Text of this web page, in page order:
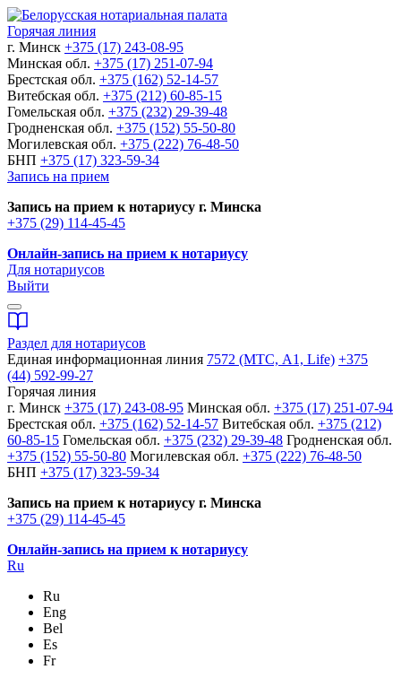
Горячая линия
г. Минск +375 (17) 243-08-95
Минская обл. +375 (17) 251-07-94
Брестская обл. +375 (162) 52-14-57
Витебская обл. +375 (212) 60-85-15
Гомельская обл. +375 (232) 29-39-48
Гродненская обл. +375 (152) 55-50-80
Могилевская обл. +375 (222) 76-48-50
БНП +375 (17) 323-59-34
Запись на прием
Запись на прием к нотариусу г. Минска
+375 (29) 114-45-45
Онлайн-запись на прием к нотариусу
Для нотариусов
Выйти
Раздел для нотариусов
Единая информационная линия 7572 (МТС, A1, Life) +375
(44) 592-99-27
Горячая линия
г. Минск +375 (17) 243-08-95 Минская обл. +375 (17) 251-07-94
Брестская обл. +375 (162) 52-14-57 Витебская обл. +375 (212)
60-85-15 Гомельская обл. +375 (232) 29-39-48 Гродненская обл.
+375 (152) 55-50-80 Могилевская обл. +375 (222) 76-48-50
БНП +375 (17) 323-59-34
Запись на прием к нотариусу г. Минска
+375 (29) 114-45-45
Онлайн-запись на прием к нотариусу
Ru
Ru
Eng
Bel
Es
Fr